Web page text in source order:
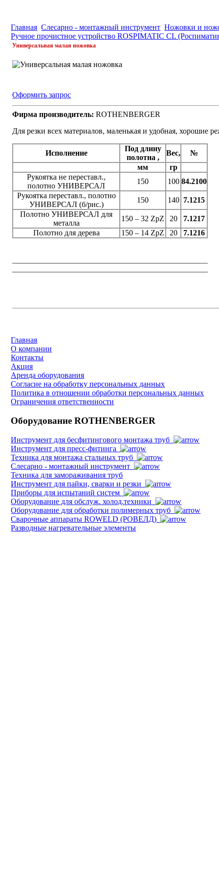
Главная Слесарно - монтажный инструмент Ножовки и
Ручное прочистное устройство ROSPIMATIC CL
Универсальная малая ножовка
Оформить запрос
Фирма производитель: ROTHENBERGER
Для резки всех материалов, маленькая и удобная, хорошие
Исполнение
Под длину
полотна ,
Вес,
№
мм
гр
Рукоятка не переставл.,
полотно УНИВЕРСАЛ
150 100 84.2100
Рукоятка переставл., полотно
УНИВЕРСАЛ (б/рис.)
150 140 7.1215
Полотно УНИВЕРСАЛ для
металла
150 – 32 ZpZ 20
7.1217
Полотно для дерева
150 – 14 ZpZ 20 7.1216
Главная
О компании
Контакты
Акция
Аренда оборудования
Согласие на обработку персональных данных
Политика в отношении обработки персональных данных
Ограничения ответственности
Оборудование ROTHENBERGER
Инструмент для бесфитингового монтажа труб
Инструмент для пресс-фитинга
Техника для монтажа стальных труб
Слесарно - монтажный инструмент
Техника для замораживания труб
Инструмент для пайки, сварки и резки
Приборы для испытаний систем
Оборудование для обслуж. холод.техники
Оборудование для обработки полимерных труб
Cварочные аппараты ROWELD (РОВЕЛД)
Разводные нагревательные элементы